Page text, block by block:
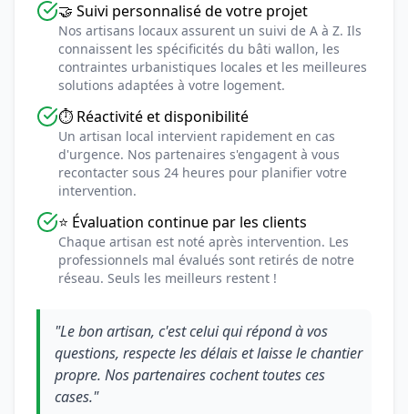
🤝 Suivi personnalisé de votre projet
Nos artisans locaux assurent un suivi de A à Z. Ils
connaissent les spécificités du bâti wallon, les
contraintes urbanistiques locales et les meilleures
solutions adaptées à votre logement.
⏱️ Réactivité et disponibilité
Un artisan local intervient rapidement en cas
d'urgence. Nos partenaires s'engagent à vous
recontacter sous 24 heures pour planifier votre
intervention.
⭐ Évaluation continue par les clients
Chaque artisan est noté après intervention. Les
professionnels mal évalués sont retirés de notre
réseau. Seuls les meilleurs restent !
"Le bon artisan, c'est celui qui répond à vos
questions, respecte les délais et laisse le chantier
propre. Nos partenaires cochent toutes ces
cases."